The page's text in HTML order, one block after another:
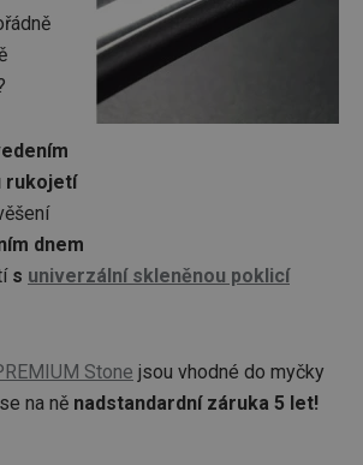
rukojetí
dnem
s univerzální skleněnou poklicí
Stone jsou vhodné do myčky
na ně nadstandardní záruka 5 let!